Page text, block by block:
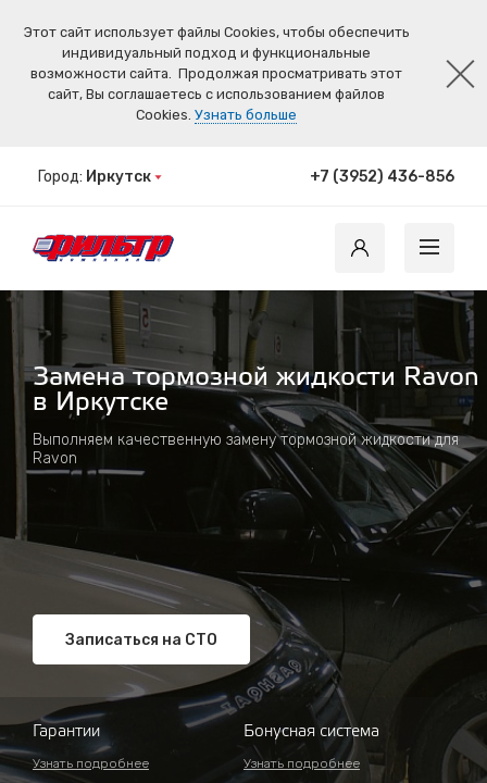
Этот сайт использует файлы Cookies, чтобы обеспечить
индивидуальный подход и функциональные
возможности сайта. Продолжая просматривать этот
сайт, Вы соглашаетесь с использованием файлов
Cookies. Узнать больше
Город: Иркутск +7 (3952) 436-856
Замена тормозной жидкости Ravon
в Иркутске
Выполняем качественную замену тормозной жидкости для
Ravon
Записаться на СТО
Гарантии
Узнать подробнее
Бонусная система
Узнать подробнее